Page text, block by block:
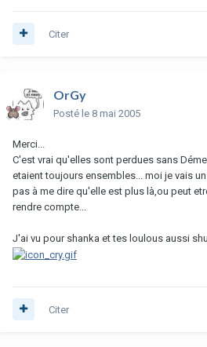
Citer
OrGy
Posté le 8 mai 2005
Merci...
C'est vrai qu'elles sont perdues sans
etaient toujours ensembles... moi je vais
pas à me dire qu'elle est plus là,ou peut
rendre compte...
J'ai vu pour shanka et tes loulous aussi
Citer